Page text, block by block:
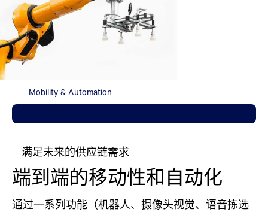
Mobility & Automation
满足未来的供应链需求
端到端的移动性和自动化
通过一系列功能（机器人、摄像头视觉、语音拣选